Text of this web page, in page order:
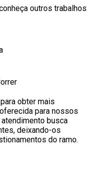
outros trabalhos
obter mais
para nossos
busca
deixando-os
do ramo.